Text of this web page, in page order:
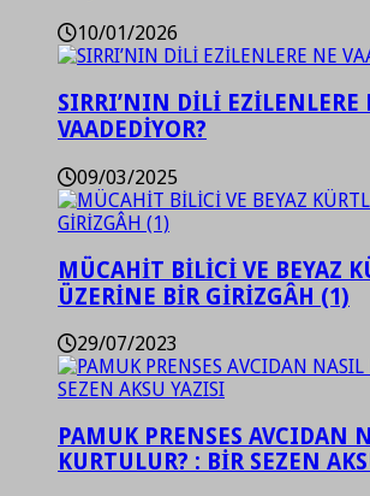
10/01/2026
SIRRI’NIN DİLİ EZİLENLERE
VAADEDİYOR?
09/03/2025
MÜCAHİT BİLİCİ VE BEYAZ
ÜZERİNE BİR GİRİZGÂH (1)
29/07/2023
PAMUK PRENSES AVCIDAN
KURTULUR? : BİR SEZEN